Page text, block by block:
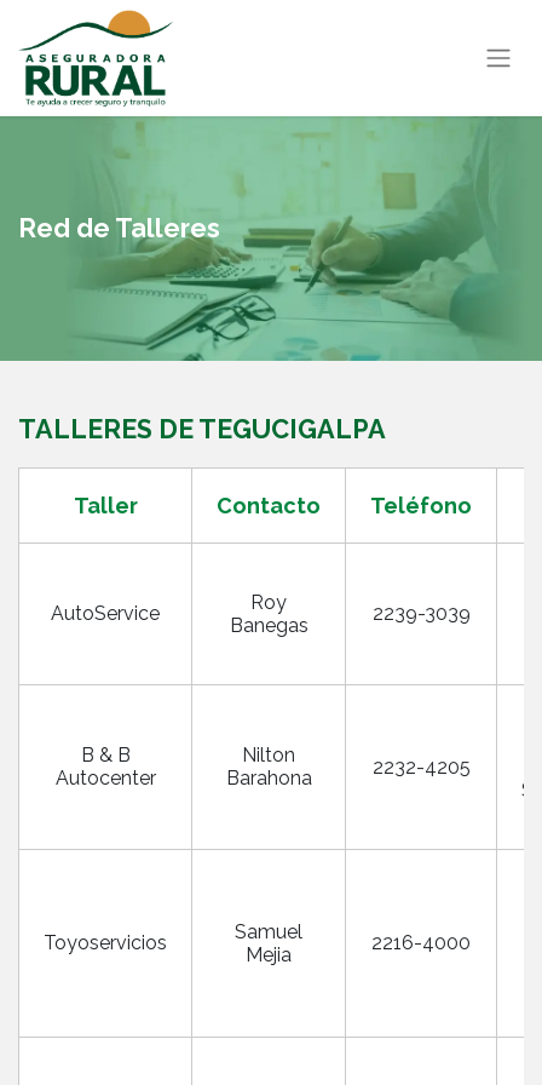
Red de Talleres
TALLERES DE TEGUCIGALPA
Taller Contacto Teléfono
AutoService
Roy
Banegas
2239-3039
B & B
Autocenter
Nilton
Barahona
2232-4205
Toyoservicios
Samuel
Mejia
2216-4000